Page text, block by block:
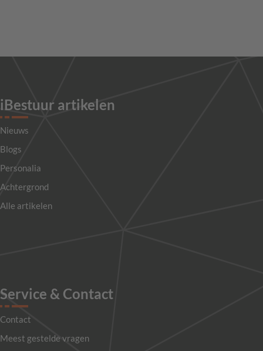
iBestuur artikelen
Nieuws
Blogs
Personalia
Achtergrond
Alle artikelen
Service & Contact
Contact
Meest gestelde vragen